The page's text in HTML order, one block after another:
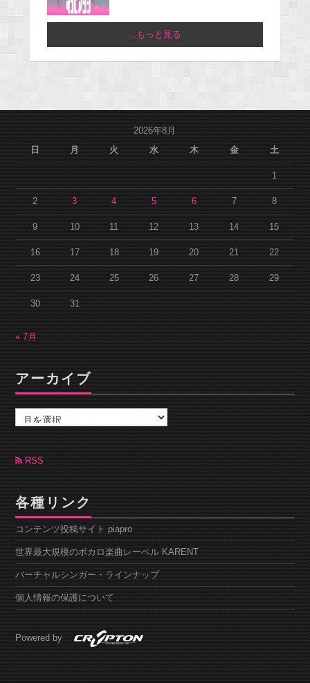
...もっと見る
2026年8月
日
月 火 水 木 金 土
1
2 3 4 5 6 7 8
9 10 11 12 13 14 15
16 17 18 19 20 21 22
23 24 25 26 27 28 29
30 31
« 7月
アーカイブ
カ
ブRSS
各種リンク
コンテンツ投稿サイト piapro
世界最大規模のボカロ楽曲レーベル KARENT
バーチャルシンガー・ラインナップ
個人情報の保護について
Powered by